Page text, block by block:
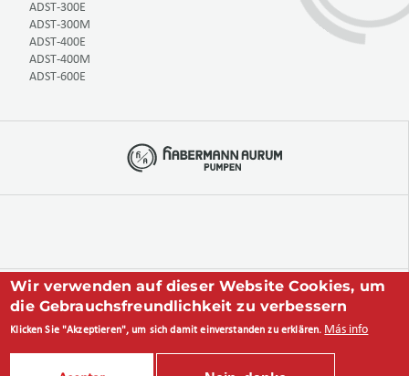
ADST-300E
ADST-300M
ADST-400E
ADST-400M
ADST-600E
+49 234 893 570 0
Wir verwenden auf dieser Website Cookies, um
die Gebrauchsfreundlichkeit zu verbessern
Klicken Sie "Akzeptieren", um sich damit einverstanden zu erklären. Más info